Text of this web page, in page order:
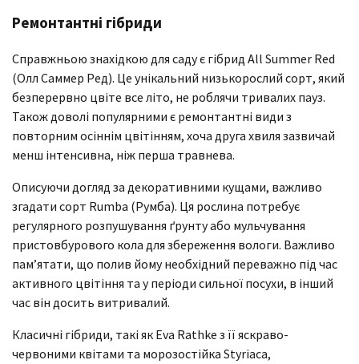
Ремонтантні гібриди
Справжньою знахідкою для саду є гібрид All Summer Red
(Олл Саммер Ред). Це унікальний низькорослий сорт, який
безперервно цвіте все літо, не роблячи тривалих пауз.
Також доволі популярними є ремонтантні види з
повторним осіннім цвітінням, хоча друга хвиля зазвичай
менш інтенсивна, ніж перша травнева.
Описуючи догляд за декоративними кущами, важливо
згадати сорт Rumba (Румба). Ця рослина потребує
регулярного розпушування ґрунту або мульчування
пристовбурового кола для збереження вологи. Важливо
пам’ятати, що полив йому необхідний переважно під час
активного цвітіння та у періоди сильної посухи, в інший
час він досить витривалий.
Класичні гібриди, такі як Eva Rathke з її яскраво-
червоними квітами та морозостійка Styriaca,